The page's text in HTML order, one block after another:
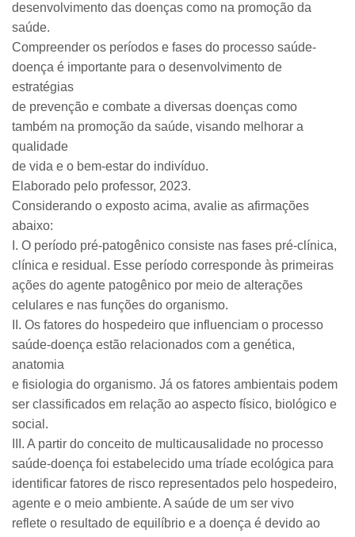
desenvolvimento das doenças como na promoção da
saúde.
Compreender os períodos e fases do processo saúde-
doença é importante para o desenvolvimento de
estratégias
de prevenção e combate a diversas doenças como
também na promoção da saúde, visando melhorar a
qualidade
de vida e o bem-estar do indivíduo.
Elaborado pelo professor, 2023.
Considerando o exposto acima, avalie as afirmações
abaixo:
I. O período pré-patogênico consiste nas fases pré-clínica,
clínica e residual. Esse período corresponde às primeiras
ações do agente patogênico por meio de alterações
celulares e nas funções do organismo.
II. Os fatores do hospedeiro que influenciam o processo
saúde-doença estão relacionados com a genética,
anatomia
e fisiologia do organismo. Já os fatores ambientais podem
ser classificados em relação ao aspecto físico, biológico e
social.
III. A partir do conceito de multicausalidade no processo
saúde-doença foi estabelecido uma tríade ecológica para
identificar fatores de risco representados pelo hospedeiro,
agente e o meio ambiente. A saúde de um ser vivo
reflete o resultado de equilíbrio e a doença é devido ao